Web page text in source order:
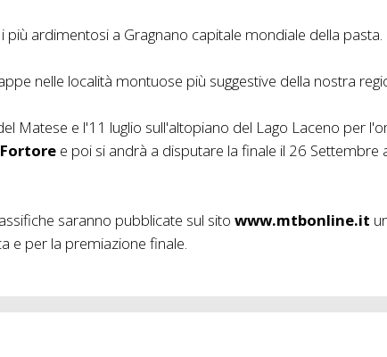
più ardimentosi a Gragnano capitale mondiale della pasta.
nelle località montuose più suggestive della nostra
Matese e l'11 luglio sull'altopiano del Lago Laceno per
e poi si andrà a disputare la finale il 26 Settembre
saranno pubblicate sul sito www.mtbonline.it
e per la premiazione finale.